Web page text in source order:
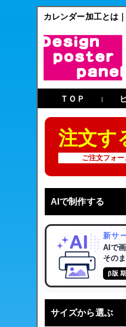
カレンダー加工とは
ＴＯＰ |
注文す
ご注文フォ
AIで制作する
新サ
AIで
その
β版
サイズから選ぶ